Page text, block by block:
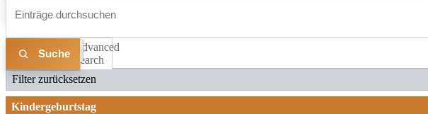
Advanced
Search
Liste Karte
Filter zurücksetzen
Kindergeburtstag